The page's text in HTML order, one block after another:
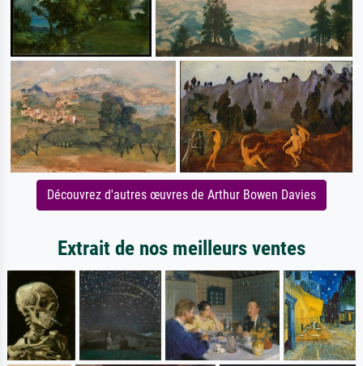
Découvrez d'autres œuvres de Arthur Bowen Davies
Extrait de nos meilleurs ventes